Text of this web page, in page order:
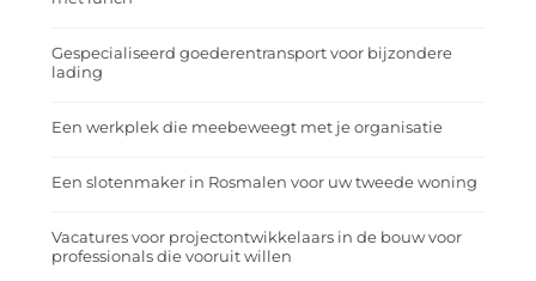
Gespecialiseerd goederentransport voor bijzondere
lading
Een werkplek die meebeweegt met je organisatie
Een slotenmaker in Rosmalen voor uw tweede woning
Vacatures voor projectontwikkelaars in de bouw voor
professionals die vooruit willen